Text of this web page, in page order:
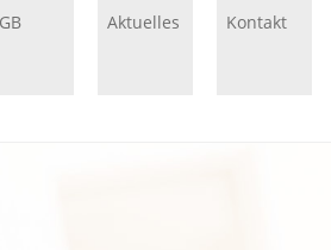
Aktuelles Kontakt